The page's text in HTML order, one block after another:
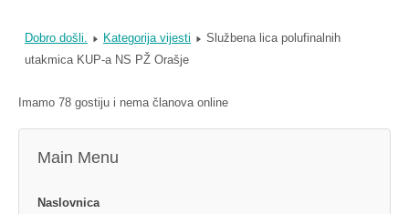
Dobro došli. Kategorija vijesti
Službena lica polufinalnih
utakmica KUP-a NS PŽ Orašje
Imamo 78 gostiju i nema članova online
Main Menu
Naslovnica